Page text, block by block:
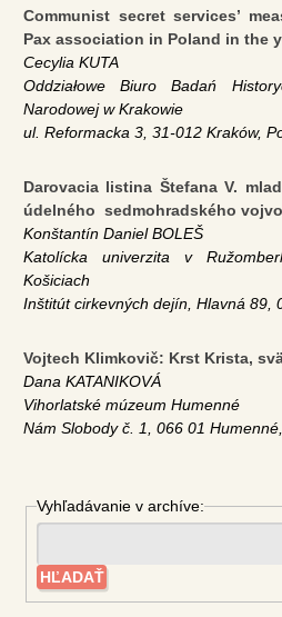
Communist secret services’
Pax association in Poland in the
Cecylia KUTA
Oddziałowe Biuro Badań
Narodowej w Krakowie
ul. Reformacka 3, 31-012 Kraków,
Darovacia listina Štefana V.
údelného sedmohradského
Konštantín Daniel BOLEŠ
Katolícka univerzita v
Košiciach
Inštitút cirkevných dejín, Hlavná 89,
Vojtech Klimkovič: Krst Krista,
Dana KATANIKOVÁ
Vihorlatské múzeum Humenné
Nám Slobody č. 1, 066 01
Vyhľadávanie v archíve: